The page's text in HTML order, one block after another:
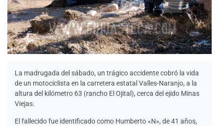
La madrugada del sábado, un trágico accidente cobró la vida
de un motociclista en la carretera estatal Valles-Naranjo, a la
altura del kilómetro 63 (rancho El Ojital), cerca del ejido Minas
Viejas.
El fallecido fue identificado como Humberto «N», de 41 años,